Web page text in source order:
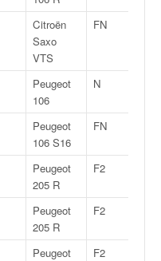
Citroën
Saxo
VTS
FN
Peugeot
106
N
Peugeot
106 S16
FN
Peugeot
205 R
F2
Peugeot
205 R
F2
Peugeot
F2